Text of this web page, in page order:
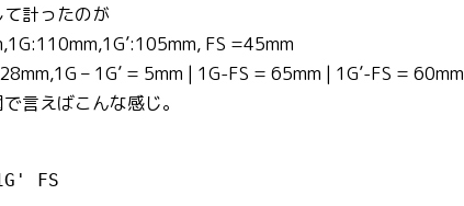
計ったのが
FS =45mm
– 1G’ = 5mm | 1G-FS = 65mm | 1G’-FS = 60mm
言えばこんな感じ。
FS